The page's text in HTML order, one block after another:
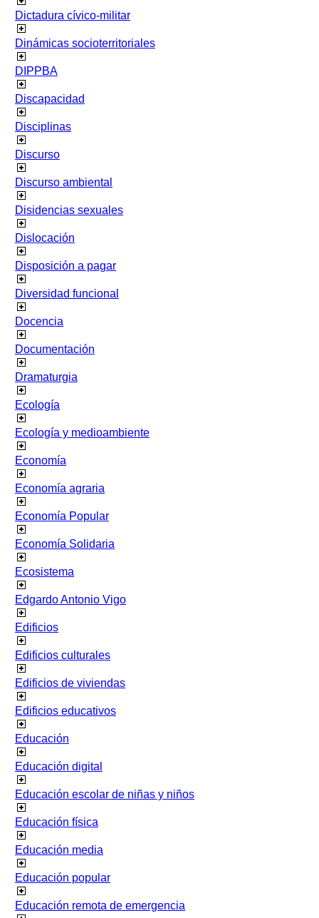
Dictadura cívico-militar
Dinámicas socioterritoriales
DIPPBA
Discapacidad
Disciplinas
Discurso
Discurso ambiental
Disidencias sexuales
Dislocación
Disposición a pagar
Diversidad funcional
Docencia
Documentación
Dramaturgia
Ecología
Ecología y medioambiente
Economía
Economía agraria
Economía Popular
Economía Solidaria
Ecosistema
Edgardo Antonio Vigo
Edificios
Edificios culturales
Edificios de viviendas
Edificios educativos
Educación
Educación digital
Educación escolar de niñas y niños
Educación física
Educación media
Educación popular
Educación remota de emergencia